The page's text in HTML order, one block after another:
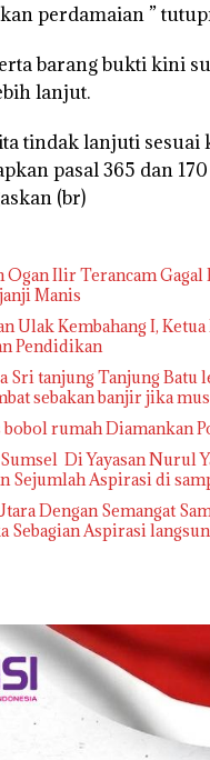
perdamaian ”
barang bukti kini
lanjut.
tindak lanjuti
pasal 365 dan
(br)
Ogan Ilir Terancam
Ulak Kembahang I,
Pendidikan
Sri tanjung Tanjung
sebakan banjir jika
bobol rumah Diamankan
Di Yayasan Nurul
Sejumlah Aspirasi di
Dengan Semangat
Sebagian Aspirasi